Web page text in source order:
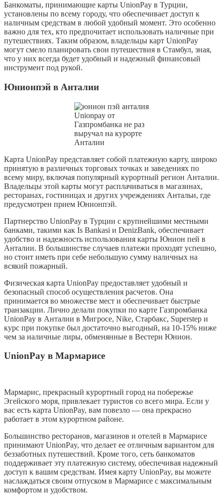
Банкоматы, принимающие карты UnionPay в Турции,
установлены по всему городу, что обеспечивает доступ к
наличным средствам в любой удобный момент. Это особенно
важно для тех, кто предпочитает использовать наличные при
путешествиях. Таким образом, владельцы карт UnionPay
могут смело планировать свои путешествия в Стамбул, зная,
что у них всегда будет удобный и надежный финансовый
инструмент под рукой.
Юнионпэй в Анталии
Unionpay от
Газпромбанка не раз
выручал на курорте
Анталии
Карта UnionPay представляет собой платежную карту, широко
принятую в различных торговых точках и заведениях по
всему миру, включая популярный курортный регион Анталии.
Владельцы этой карты могут расплачиваться в магазинах,
ресторанах, гостиницах и других учреждениях Антальи, где
предусмотрен прием Юнионпэй.
Партнерство UnionPay в Турции с крупнейшими местными
банками, такими как Is Bankasi и DenizBank, обеспечивает
удобство и надежность использования карты Юнион пей в
Анталии. В большинстве случаев платежи проходят успешно,
но стоит иметь при себе небольшую сумму наличных на
всякий пожарный.
Физическая карта UnionPay предоставляет удобный и
безопасный способ осуществления расчетов. Она
принимается во множестве мест и обеспечивает быстрые
транзакции. Лично делали покупки по карте Газпромбанка
UnionPay в Анталии в Мигросе, Nike, Старбакс, Superstep и
курс при покупке был достаточно выгодный, на 10-15% ниже
чем за наличные лиры, обменянные в Вестерн Юнион.
UnionPay в Мармарисе
Мармарис, прекрасный курортный город на побережье
Эгейского моря, привлекает туристов со всего мира. Если у
вас есть карта UnionPay, вам повезло — она прекрасно
работает в этом курортном районе.
Большинство ресторанов, магазинов и отелей в Мармарисе
принимают UnionPay, что делает ее отличным вариантом для
беззаботных путешествий. Кроме того, сеть банкоматов
поддерживает эту платежную систему, обеспечивая надежный
доступ к вашим средствам. Имея карту UnionPay, вы можете
наслаждаться своим отпуском в Мармарисе с максимальным
комфортом и удобством.